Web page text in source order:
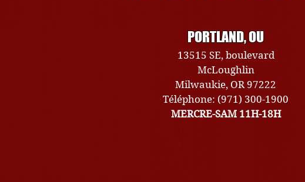
PORTLAND, OU
13515 SE, boulevard
McLoughlin
Milwaukie, OR 97222
Téléphone: (971) 300-1900
MERCRE-SAM 11H-18H